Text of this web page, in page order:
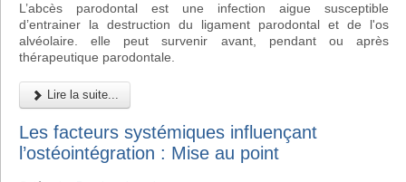
L’abcès parodontal est une infection aigue susceptible
d’entrainer la destruction du ligament parodontal et de l'os
alvéolaire. elle peut survenir avant, pendant ou après
thérapeutique parodontale.
Lire la suite...
Les facteurs systémiques influençant
l’ostéointégration : Mise au point